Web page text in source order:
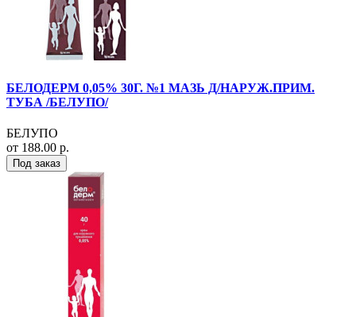
БЕЛОДЕРМ 0,05% 30Г. №1 МАЗЬ Д/НАРУЖ.ПРИМ.
ТУБА /БЕЛУПО/
БЕЛУПО
от 188.00 р.
Под заказ